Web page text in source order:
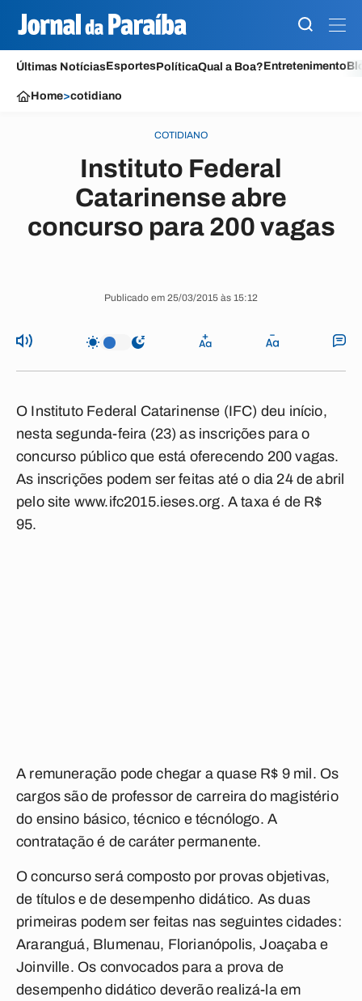
Últimas NotíciasEsportesPolíticaQual a Boa?Entretenimento
Home>cotidiano
COTIDIANO
Instituto Federal
Catarinense abre
concurso para 200 vagas
Publicado em 25/03/2015 às 15:12
O Instituto Federal Catarinense (IFC) deu início,
nesta segunda-feira (23) as inscrições para o
concurso público que está oferecendo 200 vagas.
As inscrições podem ser feitas até o dia 24 de abril
pelo site www.ifc2015.ieses.org. A taxa é de R$
95.
A remuneração pode chegar a quase R$ 9 mil. Os
cargos são de professor de carreira do magistério
do ensino básico, técnico e técnólogo. A
contratação é de caráter permanente.
O concurso será composto por provas objetivas,
de títulos e de desempenho didático. As duas
primeiras podem ser feitas nas seguintes cidades:
Araranguá, Blumenau, Florianópolis, Joaçaba e
Joinville. Os convocados para a prova de
desempenho didático deverão realizá-la em